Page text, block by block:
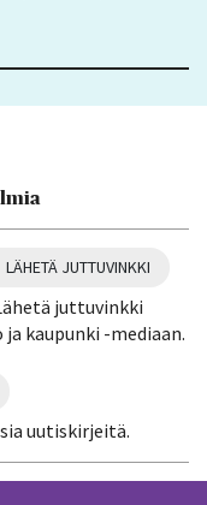
LÄHETÄ JUTTUVINKKI
juttuvinkki
ja kaupunki -mediaan.
uutiskirjeitä.